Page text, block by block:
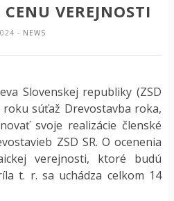
VEREJNOSTI
- NEWS
Slovenskej republiky (ZSD
súťaž Drevostavba roka,
svoje realizácie členské
ZSD SR. O ocenenia
verejnosti, ktoré budú
t. r. sa uchádza celkom 14